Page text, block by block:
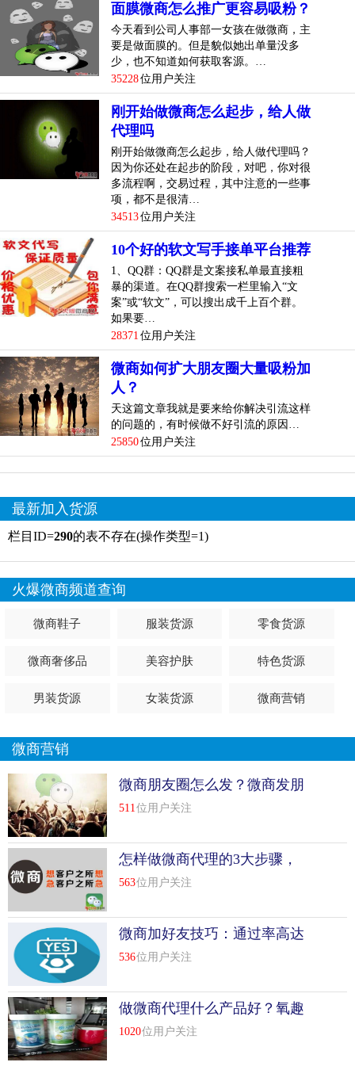
面膜微商怎么推广更容易吸粉？
今天看到公司人事部一女孩在做微商，主
要是做面膜的。但是貌似她出单量没多
少，也不知道如何获取客源。…
35228位用户关注
刚开始做微商怎么起步，给人做
代理吗
刚开始做微商怎么起步，给人做代理吗？
因为你还处在起步的阶段，对吧，你对很
多流程啊，交易过程，其中注意的一些事
项，都不是很清…
34513位用户关注
10个好的软文写手接单平台推荐
1、QQ群：QQ群是文案接私单最直接粗
暴的渠道。在QQ群搜索一栏里输入“文
案”或“软文”，可以搜出成千上百个群。
如果要…
28371 位用户关注
微商如何扩大朋友圈大量吸粉加
人？
天这篇文章我就是要来给你解决引流这样
的问题的，有时候做不好引流的原因…
25850位用户关注
最新加入货源
栏目ID=290的表不存在(操作类型=1)
火爆微商频道查询
微商鞋子 服装货源 零食货源
微商奢侈品 美容护肤 特色货源
男装货源 女装货源 微商营销
微商营销
微商朋友圈怎么发？微商发朋
友圈技巧
511 位用户关注
怎样做微商代理的3大步骤，
不看后悔！
563位用户关注
微商加好友技巧：通过率高达
99%的四句话术
536位用户关注
做微商代理什么产品好？氧趣
活氧应用产品怎么样？
1020位用户关注